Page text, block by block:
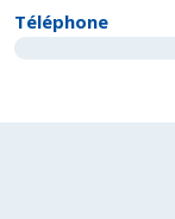
Téléphone